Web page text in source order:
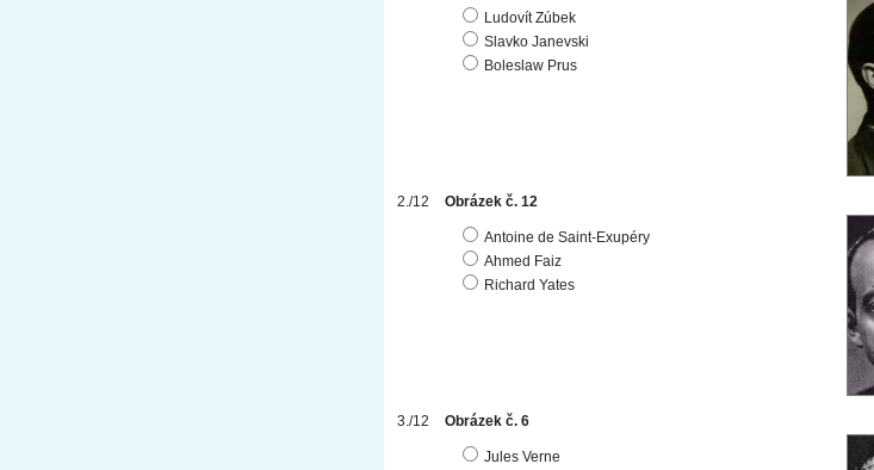
Ludovít Zúbek
Slavko Janevski
Boleslaw Prus
Obrázek č. 12
Antoine de Saint-Exupéry
Ahmed Faiz
Richard Yates
Obrázek č. 6
Jules Verne